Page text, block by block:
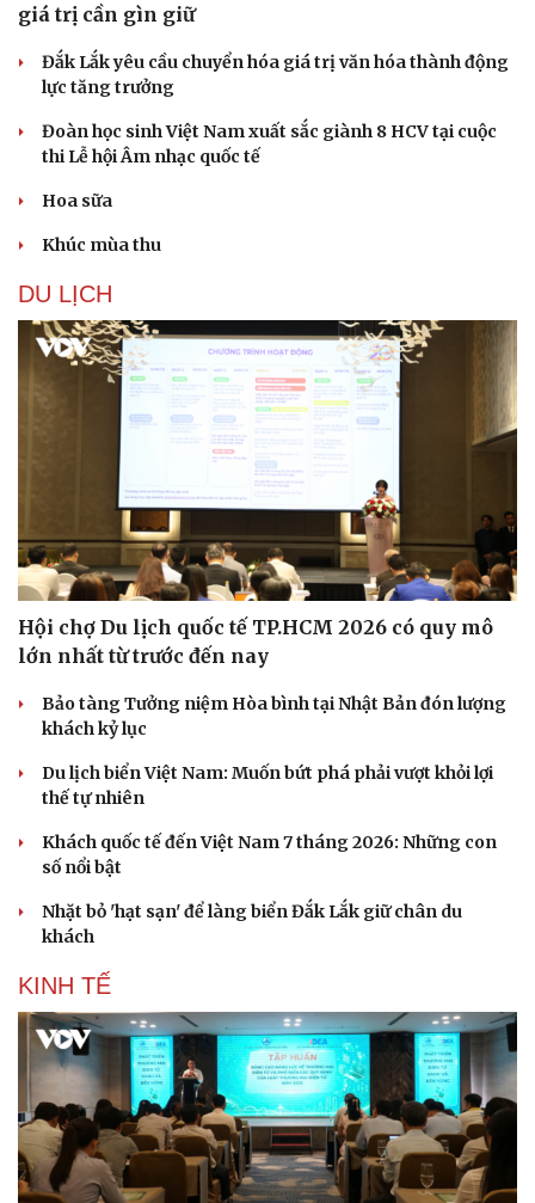
giá trị cần gìn giữ
Đắk Lắk yêu cầu chuyển hóa giá trị văn hóa thành động
lực tăng trưởng
Đoàn học sinh Việt Nam xuất sắc giành 8 HCV tại cuộc
thi Lễ hội Âm nhạc quốc tế
Hoa sữa
Khúc mùa thu
DU LỊCH
Hội chợ Du lịch quốc tế TP.HCM 2026 có quy mô
lớn nhất từ trước đến nay
Bảo tàng Tưởng niệm Hòa bình tại Nhật Bản đón lượng
khách kỷ lục
Du lịch biển Việt Nam: Muốn bứt phá phải vượt khỏi lợi
thế tự nhiên
Khách quốc tế đến Việt Nam 7 tháng 2026: Những con
số nổi bật
Nhặt bỏ 'hạt sạn' để làng biển Đắk Lắk giữ chân du
khách
KINH TẾ